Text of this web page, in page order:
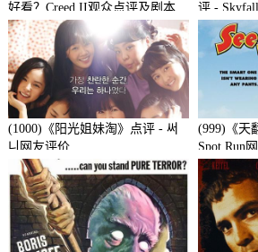
好看？Creed II观众点评及剧本
评 -
(1000)《阳光姐妹淘》点评 - 써
니网友评价
(999)《天
Spot Run